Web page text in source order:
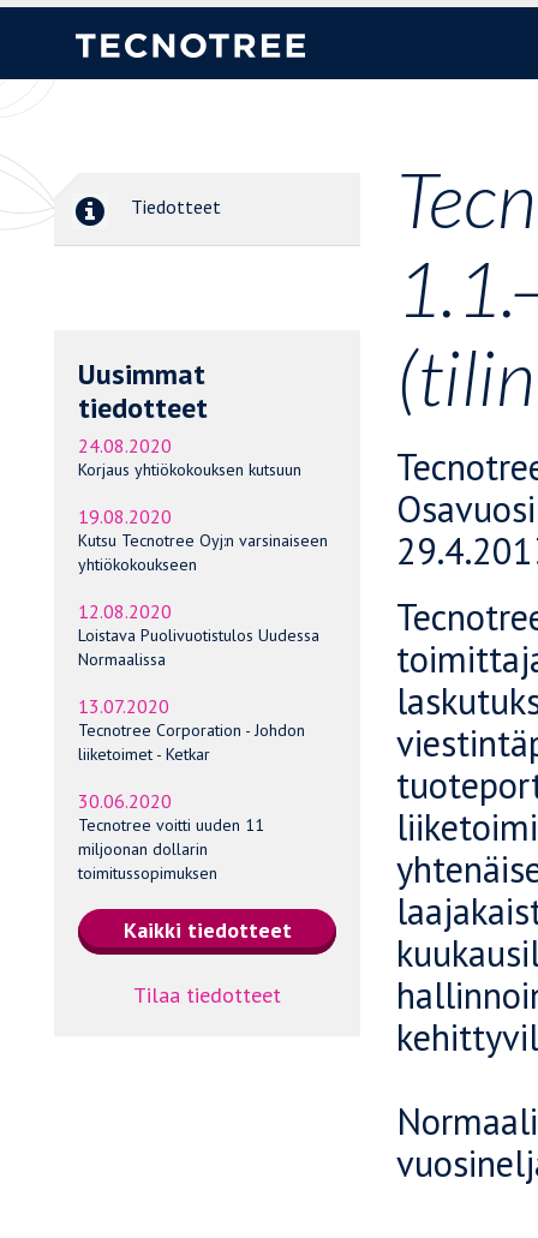
Tiedotteet
Uusimmat
tiedotteet
24.08.2020
Korjaus yhtiökokouksen kutsuun
19.08.2020
Kutsu Tecnotree Oyj:n varsinaiseen
yhtiökokoukseen
12.08.2020
Loistava Puolivuotistulos Uudessa
Normaalissa
13.07.2020
Tecnotree Corporation - Johdon
liiketoimet - Ketkar
30.06.2020
Tecnotree voitti uuden 11
miljoonan dollarin
toimitussopimuksen
Tilaa tiedotteet